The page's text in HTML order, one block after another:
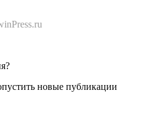
новые публикации